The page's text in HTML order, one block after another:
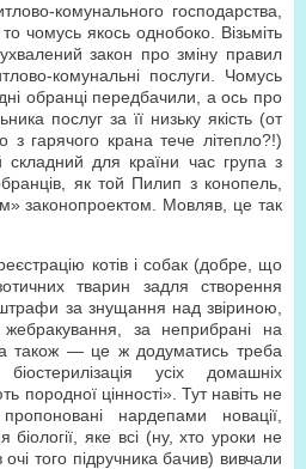
комунального господарства,
чомусь якось однобоко. Візьміть
закон про зміну правил
комунальні послуги. Чомусь
обранці передбачили, а ось про
послуг за її низьку якість (от
гарячого крана тече літепло?!)
для країни час група з
як той Пилип з конопель,
законопроектом. Мовляв, це так
котів і собак (добре, що
тварин задля створення
за знущання над звіриною,
за неприбрані на
а також — це ж додуматись треба
усіх домашніх
породної цінності». Тут навіть не
нардепами новації,
біології, яке всі (ну, хто уроки не
того підручника бачив) вивчали